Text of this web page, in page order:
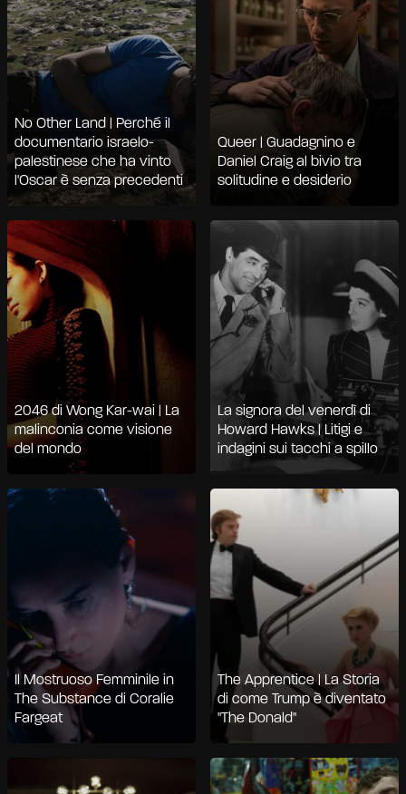
No Other Land | Perché il
documentario israelo-
palestinese che ha vinto
l'Oscar è senza precedenti
Queer | Guadagnino e
Daniel Craig al bivio tra
solitudine e desiderio
2046 di Wong Kar-wai | La
malinconia come visione
del mondo
La signora del venerdì di
Howard Hawks | Litigi e
indagini sui tacchi a spillo
Il Mostruoso Femminile in
The Substance di Coralie
Fargeat
The Apprentice | La Storia
di come Trump è diventato
"The Donald"